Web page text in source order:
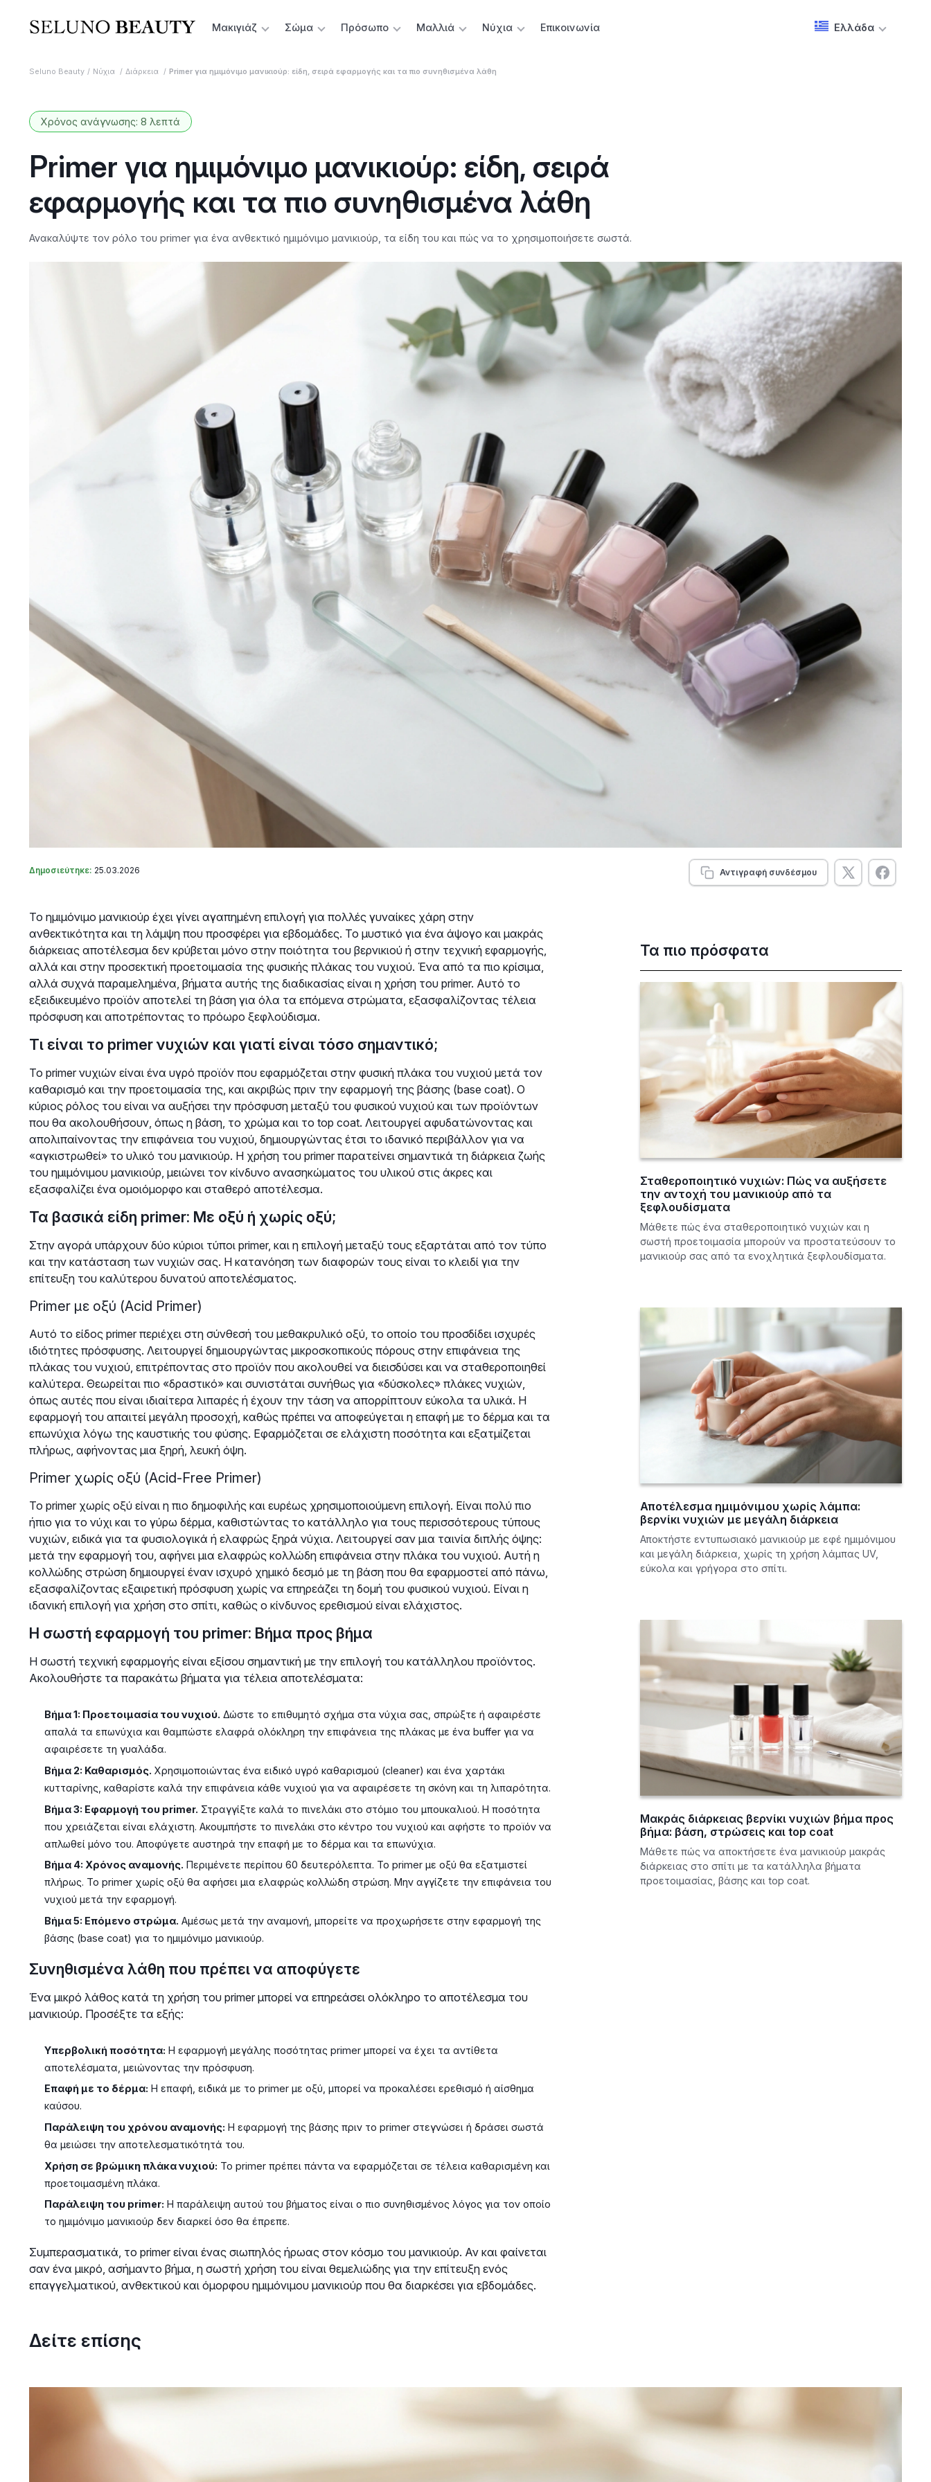
Μακιγιάζ Σώμα Πρόσωπο Μαλλιά Νύχια Επικοινωνία Ελλάδα
Seluno Beauty Νύχια Διάρκεια Primer για ημιμόνιμο μανικιούρ: είδη, σειρά εφαρμογής και τα πιο συνηθισμένα λάθη
Χρόνος ανάγνωσης: 8 λεπτά
Primer για ημιμόνιμο μανικιούρ: είδη, σειρά
εφαρμογής και τα πιο συνηθισμένα λάθη
Ανακαλύψτε τον ρόλο του primer για ένα ανθεκτικό ημιμόνιμο μανικιούρ, τα είδη του και πώς να το χρησιμοποιήσετε σωστά.
Δημοσιεύτηκε: 25.03.2026 Αντιγραφή συνδέσμου
Το ημιμόνιμο μανικιούρ έχει γίνει αγαπημένη επιλογή για πολλές γυναίκες χάρη στην
ανθεκτικότητα και τη λάμψη που προσφέρει για εβδομάδες. Το μυστικό για ένα άψογο και μακράς
διάρκειας αποτέλεσμα δεν κρύβεται μόνο στην ποιότητα του βερνικιού ή στην τεχνική εφαρμογής,
αλλά και στην προσεκτική προετοιμασία της φυσικής πλάκας του νυχιού. Ένα από τα πιο κρίσιμα,
αλλά συχνά παραμελημένα, βήματα αυτής της διαδικασίας είναι η χρήση του primer. Αυτό το
εξειδικευμένο προϊόν αποτελεί τη βάση για όλα τα επόμενα στρώματα, εξασφαλίζοντας τέλεια
πρόσφυση και αποτρέποντας το πρόωρο ξεφλούδισμα.
Τι είναι το primer νυχιών και γιατί είναι τόσο σημαντικό;
Το primer νυχιών είναι ένα υγρό προϊόν που εφαρμόζεται στην φυσική πλάκα του νυχιού μετά τον
καθαρισμό και την προετοιμασία της, και ακριβώς πριν την εφαρμογή της βάσης (base coat). Ο
κύριος ρόλος του είναι να αυξήσει την πρόσφυση μεταξύ του φυσικού νυχιού και των προϊόντων
που θα ακολουθήσουν, όπως η βάση, το χρώμα και το top coat. Λειτουργεί αφυδατώνοντας και
απολιπαίνοντας την επιφάνεια του νυχιού, δημιουργώντας έτσι το ιδανικό περιβάλλον για να
«αγκιστρωθεί» το υλικό του μανικιούρ. Η χρήση του primer παρατείνει σημαντικά τη διάρκεια ζωής
του ημιμόνιμου μανικιούρ, μειώνει τον κίνδυνο ανασηκώματος του υλικού στις άκρες και
εξασφαλίζει ένα ομοιόμορφο και σταθερό αποτέλεσμα.
Τα βασικά είδη primer: Με οξύ ή χωρίς οξύ;
Στην αγορά υπάρχουν δύο κύριοι τύποι primer, και η επιλογή μεταξύ τους εξαρτάται από τον τύπο
και την κατάσταση των νυχιών σας. Η κατανόηση των διαφορών τους είναι το κλειδί για την
επίτευξη του καλύτερου δυνατού αποτελέσματος.
Primer με οξύ (Acid Primer)
Αυτό το είδος primer περιέχει στη σύνθεσή του μεθακρυλικό οξύ, το οποίο του προσδίδει ισχυρές
ιδιότητες πρόσφυσης. Λειτουργεί δημιουργώντας μικροσκοπικούς πόρους στην επιφάνεια της
πλάκας του νυχιού, επιτρέποντας στο προϊόν που ακολουθεί να διεισδύσει και να σταθεροποιηθεί
καλύτερα. Θεωρείται πιο «δραστικό» και συνιστάται συνήθως για «δύσκολες» πλάκες νυχιών,
όπως αυτές που είναι ιδιαίτερα λιπαρές ή έχουν την τάση να απορρίπτουν εύκολα τα υλικά. Η
εφαρμογή του απαιτεί μεγάλη προσοχή, καθώς πρέπει να αποφεύγεται η επαφή με το δέρμα και τα
επωνύχια λόγω της καυστικής του φύσης. Εφαρμόζεται σε ελάχιστη ποσότητα και εξατμίζεται
πλήρως, αφήνοντας μια ξηρή, λευκή όψη.
Primer χωρίς οξύ (Acid-Free Primer)
Το primer χωρίς οξύ είναι η πιο δημοφιλής και ευρέως χρησιμοποιούμενη επιλογή. Είναι πολύ πιο
ήπιο για το νύχι και το γύρω δέρμα, καθιστώντας το κατάλληλο για τους περισσότερους τύπους
νυχιών, ειδικά για τα φυσιολογικά ή ελαφρώς ξηρά νύχια. Λειτουργεί σαν μια ταινία διπλής όψης:
μετά την εφαρμογή του, αφήνει μια ελαφρώς κολλώδη επιφάνεια στην πλάκα του νυχιού. Αυτή η
κολλώδης στρώση δημιουργεί έναν ισχυρό χημικό δεσμό με τη βάση που θα εφαρμοστεί από πάνω,
εξασφαλίζοντας εξαιρετική πρόσφυση χωρίς να επηρεάζει τη δομή του φυσικού νυχιού. Είναι η
ιδανική επιλογή για χρήση στο σπίτι, καθώς ο κίνδυνος ερεθισμού είναι ελάχιστος.
Η σωστή εφαρμογή του primer: Βήμα προς βήμα
Η σωστή τεχνική εφαρμογής είναι εξίσου σημαντική με την επιλογή του κατάλληλου προϊόντος.
Ακολουθήστε τα παρακάτω βήματα για τέλεια αποτελέσματα:
Βήμα 1: Προετοιμασία του νυχιού. Δώστε το επιθυμητό σχήμα στα νύχια σας, σπρώξτε ή αφαιρέστε
απαλά τα επωνύχια και θαμπώστε ελαφρά ολόκληρη την επιφάνεια της πλάκας με ένα buffer για να
αφαιρέσετε τη γυαλάδα.
Βήμα 2: Καθαρισμός. Χρησιμοποιώντας ένα ειδικό υγρό καθαρισμού (cleaner) και ένα χαρτάκι
κυτταρίνης, καθαρίστε καλά την επιφάνεια κάθε νυχιού για να αφαιρέσετε τη σκόνη και τη λιπαρότητα.
Βήμα 3: Εφαρμογή του primer. Στραγγίξτε καλά το πινελάκι στο στόμιο του μπουκαλιού. Η ποσότητα
που χρειάζεται είναι ελάχιστη. Ακουμπήστε το πινελάκι στο κέντρο του νυχιού και αφήστε το προϊόν να
απλωθεί μόνο του. Αποφύγετε αυστηρά την επαφή με το δέρμα και τα επωνύχια.
Βήμα 4: Χρόνος αναμονής. Περιμένετε περίπου 60 δευτερόλεπτα. Το primer με οξύ θα εξατμιστεί
πλήρως. Το primer χωρίς οξύ θα αφήσει μια ελαφρώς κολλώδη στρώση. Μην αγγίζετε την επιφάνεια του
νυχιού μετά την εφαρμογή.
Βήμα 5: Επόμενο στρώμα. Αμέσως μετά την αναμονή, μπορείτε να προχωρήσετε στην εφαρμογή της
βάσης (base coat) για το ημιμόνιμο μανικιούρ.
Συνηθισμένα λάθη που πρέπει να αποφύγετε
Ένα μικρό λάθος κατά τη χρήση του primer μπορεί να επηρεάσει ολόκληρο το αποτέλεσμα του
μανικιούρ. Προσέξτε τα εξής:
Υπερβολική ποσότητα: Η εφαρμογή μεγάλης ποσότητας primer μπορεί να έχει τα αντίθετα
αποτελέσματα, μειώνοντας την πρόσφυση.
Επαφή με το δέρμα: Η επαφή, ειδικά με το primer με οξύ, μπορεί να προκαλέσει ερεθισμό ή αίσθημα
καύσου.
Παράλειψη του χρόνου αναμονής: Η εφαρμογή της βάσης πριν το primer στεγνώσει ή δράσει σωστά
θα μειώσει την αποτελεσματικότητά του.
Χρήση σε βρώμικη πλάκα νυχιού: Το primer πρέπει πάντα να εφαρμόζεται σε τέλεια καθαρισμένη και
προετοιμασμένη πλάκα.
Παράλειψη του primer: Η παράλειψη αυτού του βήματος είναι ο πιο συνηθισμένος λόγος για τον οποίο
το ημιμόνιμο μανικιούρ δεν διαρκεί όσο θα έπρεπε.
Συμπερασματικά, το primer είναι ένας σιωπηλός ήρωας στον κόσμο του μανικιούρ. Αν και φαίνεται
σαν ένα μικρό, ασήμαντο βήμα, η σωστή χρήση του είναι θεμελιώδης για την επίτευξη ενός
επαγγελματικού, ανθεκτικού και όμορφου ημιμόνιμου μανικιούρ που θα διαρκέσει για εβδομάδες.
Τα πιο πρόσφατα
Σταθεροποιητικό νυχιών: Πώς να αυξήσετε
την αντοχή του μανικιούρ από τα
ξεφλουδίσματα
Μάθετε πώς ένα σταθεροποιητικό νυχιών και η
σωστή προετοιμασία μπορούν να προστατεύσουν το
μανικιούρ σας από τα ενοχλητικά ξεφλουδίσματα.
Αποτέλεσμα ημιμόνιμου χωρίς λάμπα:
βερνίκι νυχιών με μεγάλη διάρκεια
Αποκτήστε εντυπωσιακό μανικιούρ με εφέ ημιμόνιμου
και μεγάλη διάρκεια, χωρίς τη χρήση λάμπας UV,
εύκολα και γρήγορα στο σπίτι.
Μακράς διάρκειας βερνίκι νυχιών βήμα προς
βήμα: βάση, στρώσεις και top coat
Μάθετε πώς να αποκτήσετε ένα μανικιούρ μακράς
διάρκειας στο σπίτι με τα κατάλληλα βήματα
προετοιμασίας, βάσης και top coat.
Δείτε επίσης